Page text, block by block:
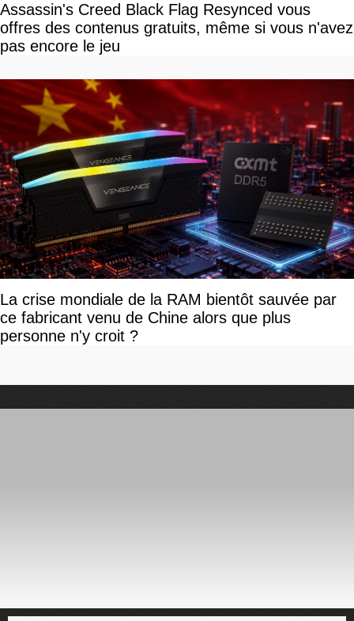
Assassin's Creed Black Flag Resynced vous
offres des contenus gratuits, même si vous n'avez
pas encore le jeu
La crise mondiale de la RAM bientôt sauvée par
ce fabricant venu de Chine alors que plus
personne n'y croit ?